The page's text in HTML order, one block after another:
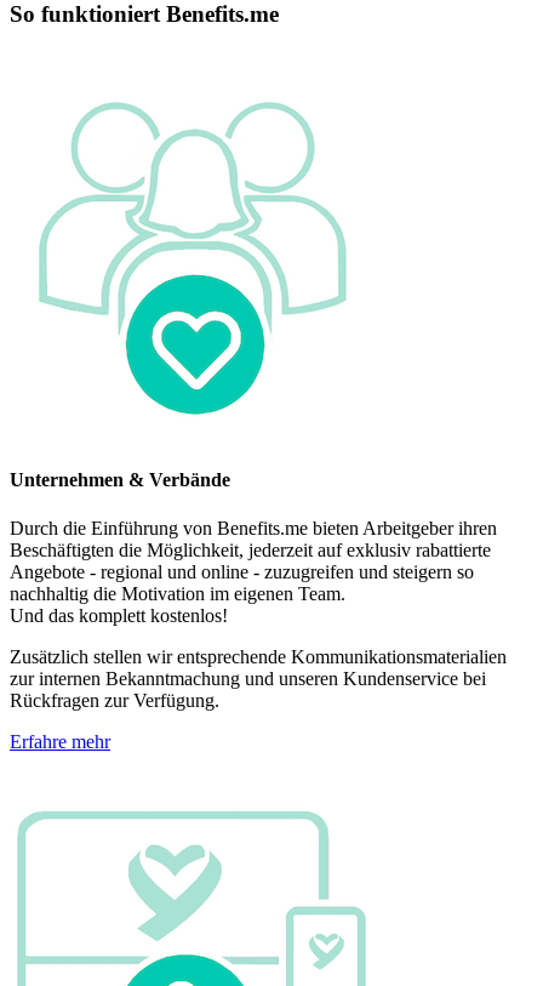
So funktioniert Benefits.me
Unternehmen & Verbände
Durch die Einführung von Benefits.me bieten Arbeitgeber ihren
Beschäftigten die Möglichkeit, jederzeit auf exklusiv rabattierte
Angebote - regional und online - zuzugreifen und steigern so
nachhaltig die Motivation im eigenen Team.
Und das komplett kostenlos!
Zusätzlich stellen wir entsprechende Kommunikationsmaterialien
zur internen Bekanntmachung und unseren Kundenservice bei
Rückfragen zur Verfügung.
Erfahre mehr